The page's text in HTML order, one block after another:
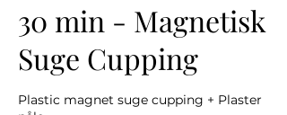
30 min - Magnetisk
Suge Cupping
Plastic magnet suge cupping + Plaster